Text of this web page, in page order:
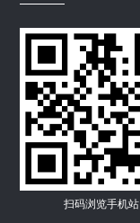
扫码浏览手机站